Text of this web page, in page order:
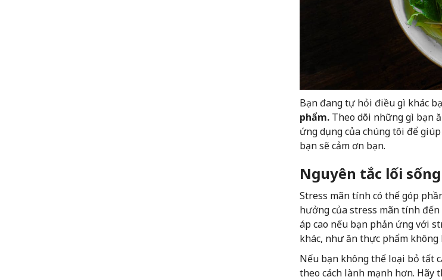
Bạn đang tự hỏi điều gì khác
phẩm.Theo dõi những gì bạn
ứng dụng của chúng tôi để
bạn sẽ cảm ơn bạn.
Nguyên tắc lối
Stress mãn tính có thể góp
hưởng của stress mãn tính
áp cao nếu bạn phản ứng với
khác, như ăn thực phẩm
Nếu bạn không thể loại bỏ tất
theo cách lành mạnh hơn. Hãy